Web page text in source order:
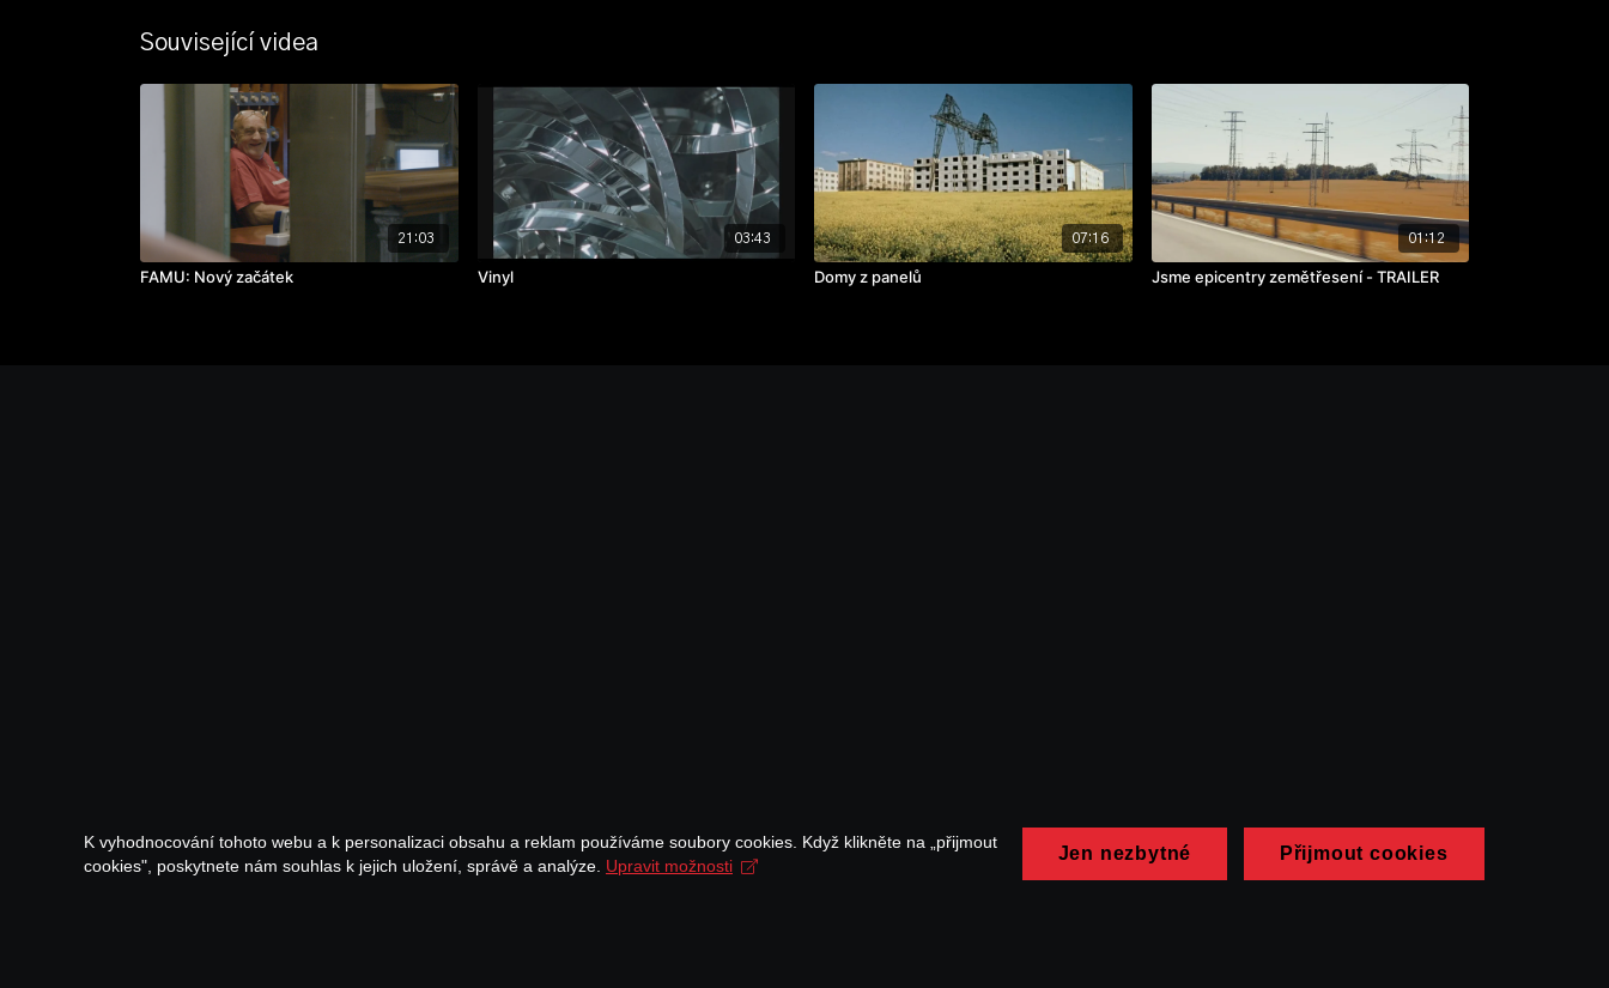
Související videa
21:03
FAMU: Nový začátek
03:43
Vinyl
07:16
Domy z panelů
01:12
Jsme epicentry zemětřesení - TRAILER
K vyhodnocování tohoto webu a k personalizaci obsahu a reklam používáme soubory cookies. Když klikněte na „přijmout
cookies", poskytnete nám souhlas k jejich uložení, správě a analýze. Upravit možnosti
Jen nezbytné Přijmout cookies